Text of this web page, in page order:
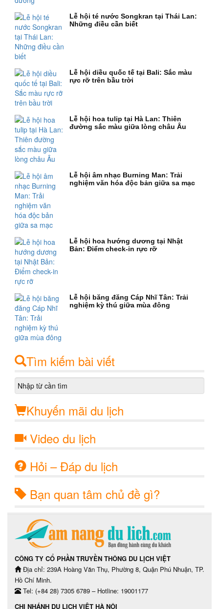
Lễ hội té nước Songkran tại Thái Lan:
Những điều cần biết
Lễ hội diều quốc tế tại Bali: Sắc màu
rực rỡ trên bầu trời
Lễ hội hoa tulip tại Hà Lan: Thiên
đường sắc màu giữa lòng châu Âu
Lễ hội âm nhạc Burning Man: Trải
nghiệm văn hóa độc bản giữa sa mạc
Lễ hội hoa hướng dương tại Nhật
Bản: Điểm check-in rực rỡ
Lễ hội băng đăng Cáp Nhĩ Tân: Trải
nghiệm kỳ thú giữa mùa đông
Tìm kiếm bài viết
Khuyến mãi du lịch
Video du lịch
Hỏi – Đáp du lịch
Bạn quan tâm chủ đề gì?
CÔNG TY CỔ PHẦN TRUYỀN THÔNG DU LỊCH VIỆT
Địa chỉ: 239A Hoàng Văn Thụ, Phường 8, Quận Phú Nhuận, TP.
Hồ Chí Minh.
Tel: (+84 28) 7305 6789 – Hotline: 19001177
CHI NHÁNH DU LỊCH VIỆT HÀ NỘI